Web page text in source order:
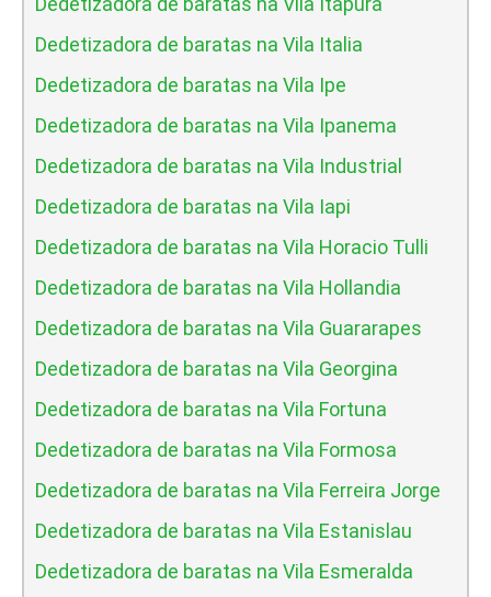
Dedetizadora de baratas na Vila Italia
Dedetizadora de baratas na Vila Ipe
Dedetizadora de baratas na Vila Ipanema
Dedetizadora de baratas na Vila Industrial
Dedetizadora de baratas na Vila Iapi
Dedetizadora de baratas na Vila Horacio Tulli
Dedetizadora de baratas na Vila Hollandia
Dedetizadora de baratas na Vila Guararapes
Dedetizadora de baratas na Vila Georgina
Dedetizadora de baratas na Vila Fortuna
Dedetizadora de baratas na Vila Formosa
Dedetizadora de baratas na Vila Ferreira Jorge
Dedetizadora de baratas na Vila Estanislau
Dedetizadora de baratas na Vila Esmeralda